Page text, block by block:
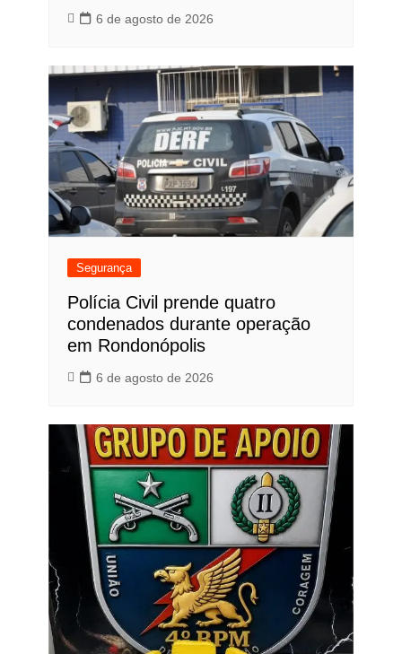
6 de agosto de 2026
Segurança
Polícia Civil prende quatro
condenados durante operação
em Rondonópolis
6 de agosto de 2026